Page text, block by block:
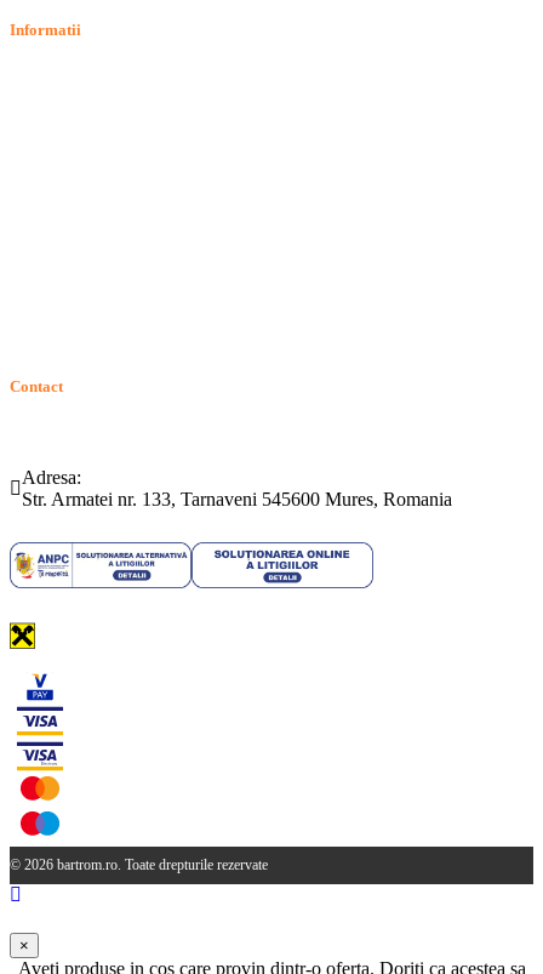
Informatii
Contact
Adresa:
Str. Armatei nr. 133, Tarnaveni 545600 Mures, Romania
© 2026 bartrom.ro. Toate drepturile rezervate
×
Aveti produse in cos care provin dintr-o oferta. Doriti ca acestea sa